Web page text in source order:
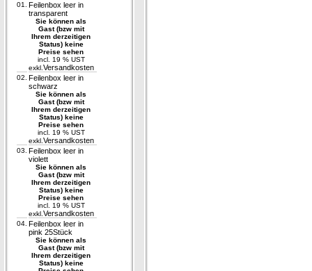
01.
Feilenbox leer in
transparent
Sie können als
Gast (bzw mit
Ihrem derzeitigen
Status) keine
Preise sehen
incl. 19 % UST
exkl. Versandkosten
02. Feilenbox leer in
schwarz
Sie können als
Gast (bzw mit
Ihrem derzeitigen
Status) keine
Preise sehen
incl. 19 % UST
exkl. Versandkosten
03. Feilenbox leer in
violett
Sie können als
Gast (bzw mit
Ihrem derzeitigen
Status) keine
Preise sehen
incl. 19 % UST
exkl. Versandkosten
04. Feilenbox leer in
pink 25Stück
Sie können als
Gast (bzw mit
Ihrem derzeitigen
Status) keine